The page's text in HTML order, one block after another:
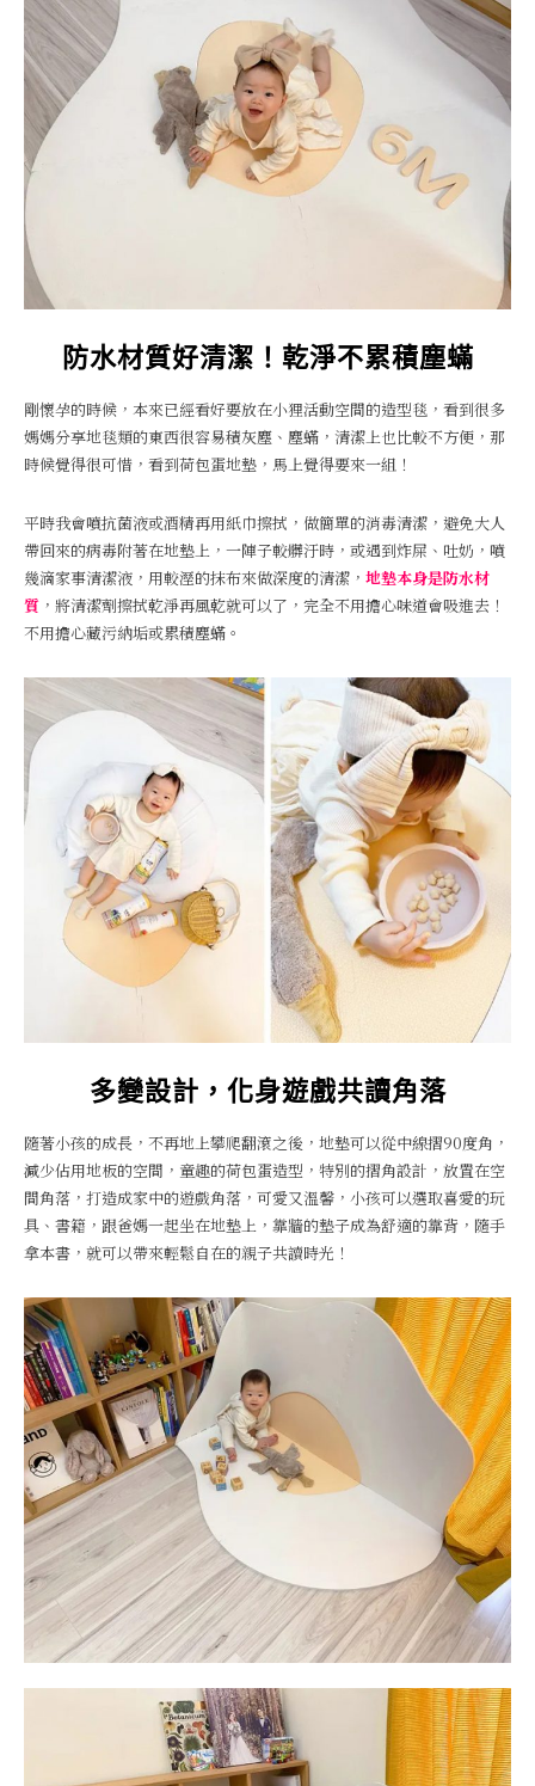
防水材質好清潔！乾淨不累積塵蟎
剛懷孕的時候，本來已經看好要放在小狸活動空間的造型毯，看到很多
媽媽分享地毯類的東西很容易積灰塵、塵蟎，清潔上也比較不方便，那
時候覺得很可惜，看到荷包蛋地墊，馬上覺得要來一組！
平時我會噴抗菌液或酒精再用紙巾擦拭，做簡單的消毒清潔，避免大人
帶回來的病毒附著在地墊上，一陣子較髒汙時，或遇到炸屎、吐奶，噴
幾滴家事清潔液，用較溼的抹布來做深度的清潔， 地墊本身是防水材
質 ，將清潔劑擦拭乾淨再風乾就可以了，完全不用擔心味道會吸進去！
不用擔心藏污納垢或累積塵蟎。
多變設計，化身遊戲共讀角落
隨著小孩的成長，不再地上攀爬翻滾之後，地墊可以從中線摺90度角，
減少佔用地板的空間，童趣的荷包蛋造型，特別的摺角設計，放置在空
間角落，打造成家中的遊戲角落，可愛又溫馨，小孩可以選取喜愛的玩
具、書籍，跟爸媽一起坐在地墊上，靠牆的墊子成為舒適的靠背，隨手
拿本書，就可以帶來輕鬆自在的親子共讀時光！